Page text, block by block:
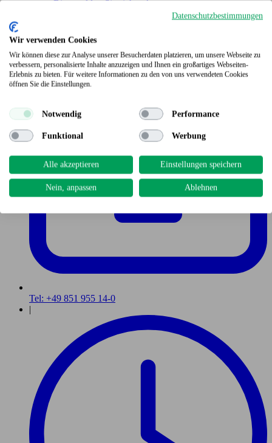
Bitte melden Sie sich an!
Tel: +49 851 955 14-0
|
Datenschutzbestimmungen
Wir verwenden Cookies
Wir können diese zur Analyse unserer Besucherdaten platzieren, um unsere Webseite zu
verbessern, personalisierte Inhalte anzuzeigen und Ihnen ein großartiges Webseiten-
Erlebnis zu bieten. Für weitere Informationen zu den von uns verwendeten Cookies
öffnen Sie die Einstellungen.
Notwendig Performance
Funktional Werbung
Alle akzeptieren Einstellungen speichern
Nein, anpassen Ablehnen